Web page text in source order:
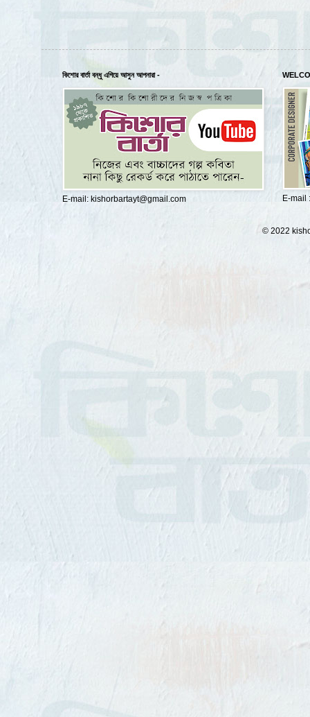
কিশোর বার্তা বন্ধু এগিয়ে আসুন আপনারা -
E-mail: kishorbartayt@gmail.com E-mail
© 2022